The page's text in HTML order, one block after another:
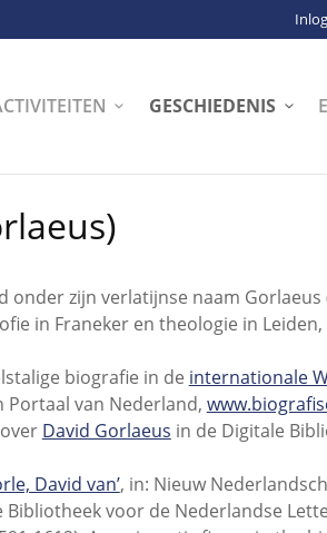
GESCHIEDENIS
onder zijn verlatijnse naam Gorlaeus
in Franeker en theologie in
biografie in de internationale
Portaal van Nederland,
David Gorlaeus in de Digitale
David van’, in: Nieuw
Bibliotheek voor de Nederlandse